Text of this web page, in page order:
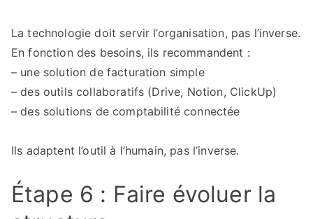
La technologie doit servir l’organisation, pas l’inverse.
En fonction des besoins, ils recommandent :
– une solution de facturation simple
– des outils collaboratifs (Drive, Notion, ClickUp)
– des solutions de comptabilité connectée
Ils adaptent l’outil à l’humain, pas l’inverse.
Étape 6 : Faire évoluer la